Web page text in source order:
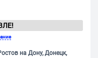
на Дону, Донецк,